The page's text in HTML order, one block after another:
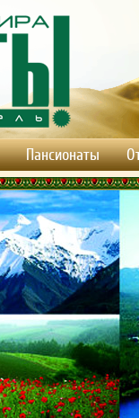
Пансионаты